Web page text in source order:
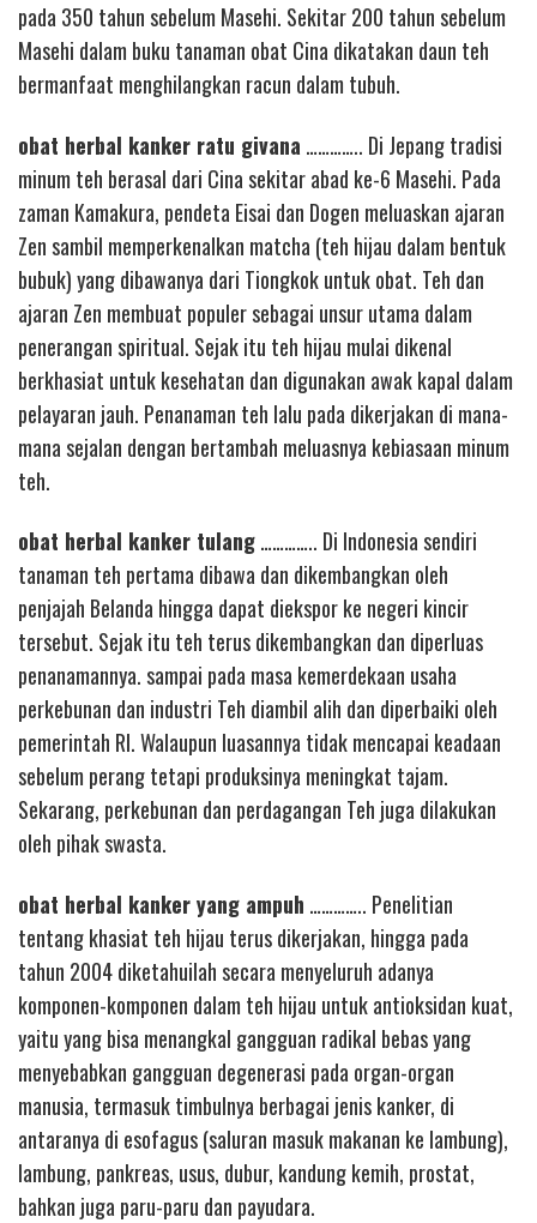
pada 350 tahun sebelum Masehi. Sekitar 200 tahun sebelum
Masehi dalam buku tanaman obat Cina dikatakan daun teh
bermanfaat menghilangkan racun dalam tubuh.
obat herbal kanker ratu givana ………….. Di Jepang tradisi
minum teh berasal dari Cina sekitar abad ke-6 Masehi. Pada
zaman Kamakura, pendeta Eisai dan Dogen meluaskan ajaran
Zen sambil memperkenalkan matcha (teh hijau dalam bentuk
bubuk) yang dibawanya dari Tiongkok untuk obat. Teh dan
ajaran Zen membuat populer sebagai unsur utama dalam
penerangan spiritual. Sejak itu teh hijau mulai dikenal
berkhasiat untuk kesehatan dan digunakan awak kapal dalam
pelayaran jauh. Penanaman teh lalu pada dikerjakan di mana-
mana sejalan dengan bertambah meluasnya kebiasaan minum
teh.
obat herbal kanker tulang………….. Di Indonesia sendiri
tanaman teh pertama dibawa dan dikembangkan oleh
penjajah Belanda hingga dapat diekspor ke negeri kincir
tersebut. Sejak itu teh terus dikembangkan dan diperluas
penanamannya. sampai pada masa kemerdekaan usaha
perkebunan dan industri Teh diambil alih dan diperbaiki oleh
pemerintah RI. Walaupun luasannya tidak mencapai keadaan
sebelum perang tetapi produksinya meningkat tajam.
Sekarang, perkebunan dan perdagangan Teh juga dilakukan
oleh pihak swasta.
obat herbal kanker yang ampuh ………….. Penelitian
tentang khasiat teh hijau terus dikerjakan, hingga pada
tahun 2004 diketahuilah secara menyeluruh adanya
komponen-komponen dalam teh hijau untuk antioksidan kuat,
yaitu yang bisa menangkal gangguan radikal bebas yang
menyebabkan gangguan degenerasi pada organ-organ
manusia, termasuk timbulnya berbagai jenis kanker, di
antaranya di esofagus (saluran masuk makanan ke lambung),
lambung, pankreas, usus, dubur, kandung kemih, prostat,
bahkan juga paru-paru dan payudara.